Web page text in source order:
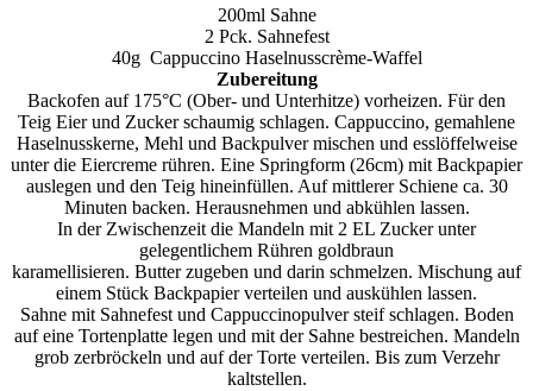
200ml Sahne
2 Pck. Sahnefest
40g Cappuccino Haselnusscrème-Waffel
Zubereitung
Backofen auf 175°C (Ober- und Unterhitze) vorheizen. Für den
Teig Eier und Zucker schaumig schlagen. Cappuccino, gemahlene
Haselnusskerne, Mehl und Backpulver mischen und esslöffelweise
unter die Eiercreme rühren. Eine Springform (26cm) mit Backpapier
auslegen und den Teig hineinfüllen. Auf mittlerer Schiene ca. 30
Minuten backen. Herausnehmen und abkühlen lassen.
In der Zwischenzeit die Mandeln mit 2 EL Zucker unter
gelegentlichem Rühren goldbraun
karamellisieren. Butter zugeben und darin schmelzen. Mischung auf
einem Stück Backpapier verteilen und auskühlen lassen.
Sahne mit Sahnefest und Cappuccinopulver steif schlagen. Boden
auf eine Tortenplatte legen und mit der Sahne bestreichen. Mandeln
grob zerbröckeln und auf der Torte verteilen. Bis zum Verzehr
kaltstellen.